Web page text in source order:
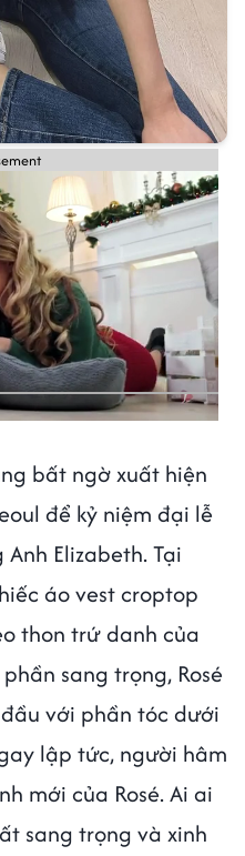
bất ngờ xuất hiện
để kỷ niệm đại lễ
Elizabeth. Tại
áo vest croptop
thon trứ danh của
sang trọng, Rosé
với phần tóc dưới
lập tức, người hâm
mới của Rosé. Ai ai
sang trọng và xinh